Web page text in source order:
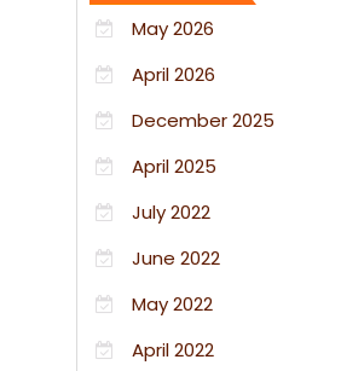
May 2026
April 2026
December 2025
April 2025
July 2022
June 2022
May 2022
April 2022